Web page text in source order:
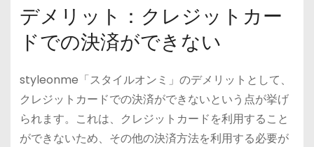
デメリット：クレジットカー
ドでの決済ができない
styleonme「スタイルオンミ」のデメリットとして、
クレジットカードでの決済ができないという点が挙げ
られます。これは、クレジットカードを利用すること
ができないため、その他の決済方法を利用する必要が